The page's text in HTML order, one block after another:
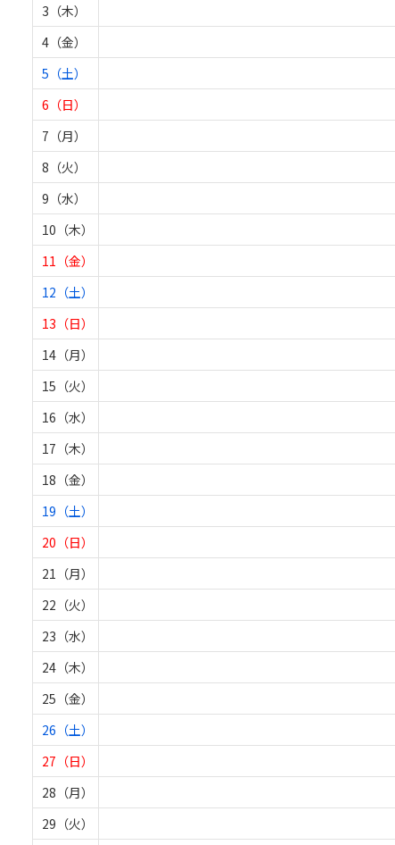
3（木）
4（金）
5（土）
6（日）
7（月）
8（火）
9（水）
10（木）
11（金）
12（土）
13（日）
14（月）
15（火）
16（水）
17（木）
18（金）
19（土）
20（日）
21（月）
22（火）
23（水）
24（木）
25（金）
26（土）
27（日）
28（月）
29（火）